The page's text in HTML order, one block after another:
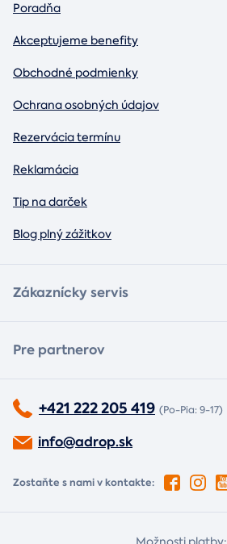
Poradňa
Akceptujeme benefity
Obchodné podmienky
Ochrana osobných údajov
Rezervácia termínu
Reklamácia
Tip na darček
Blog plný zážitkov
Zákaznícky servis
Pre partnerov
+421 222 205 419 (Po-Pia: 9-17)
info@adrop.sk
Zostaňte s nami v kontakte: